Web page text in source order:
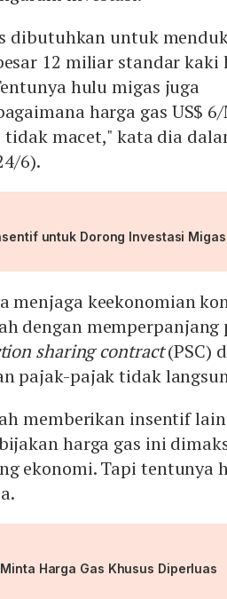
dibutuhkan untuk
12 miliar standar kaki
hulu migas juga
harga gas US$
macet," kata dia
6).
untuk Dorong Investasi Migas
menjaga keekonomian
dengan memperpanjang
sharing contract(PSC)
pajak-pajak tidak
memberikan insentif
harga gas ini
ekonomi. Tapi tentunya
Harga Gas Khusus Diperluas